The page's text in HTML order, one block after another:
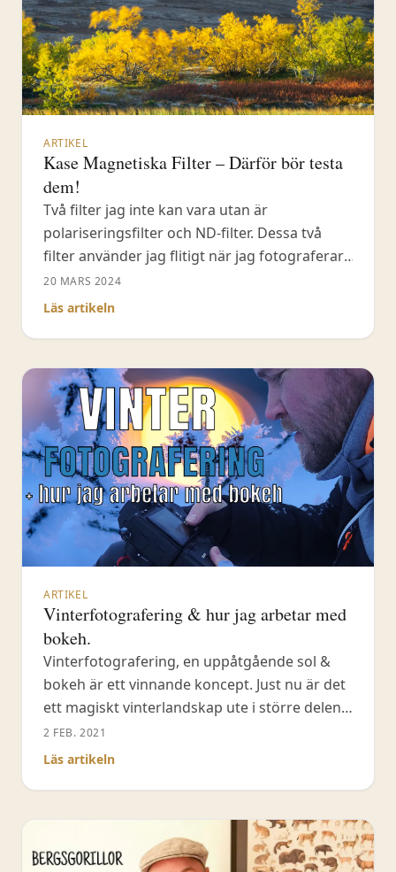
ARTIKEL
Kase Magnetiska Filter – Därför bör testa
dem!
Två filter jag inte kan vara utan är
polariseringsfilter och ND-filter. Dessa två
filter använder jag flitigt när jag fotograferar,
framför allt landskap. Tidigare har jag använt
LEE-filters kvadratiska filterlösningar. Där jag
själva filtret. Det har fungerat bra men jag
tycker också
20 MARS 2024
Läs artikeln
ARTIKEL
Vinterfotografering & hur jag arbetar med
bokeh.
Vinterfotografering, en uppåtgående sol &
bokeh är ett vinnande koncept. Just nu är det
ett magiskt vinterlandskap ute i större delen
av Sverige & Norden. Solen står lågt och
vinterljuset skiftar i gult, orange och tidigt på
får ni följa med mig ut på vinterfotografering
2 FEB. 2021
Läs artikeln